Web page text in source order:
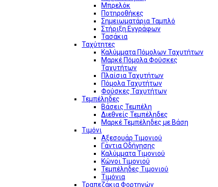
Μπρελόκ
Ποτηροθήκες
Σημειωματάρια Ταμπλό
Στήριξη Εγγράφων
Τασάκια
Ταχύτητες
Καλύμματα Πόμολων Ταχυτήτων
Μαρκέ Πόμολα Φούσκες
Ταχυτήτων
Πλαίσια Ταχυτήτων
Πόμολα Ταχυτήτων
Φούσκες Ταχυτήτων
Τεμπέληδες
Βάσεις Τεμπέλη
Διεθνείς Τεμπέληδες
Μαρκέ Τεμπέληδες με Βάση
Τιμόνι
Αξεσουάρ Τιμονιού
Γάντια Οδήγησης
Καλύμματα Τιμονιού
Κώνοι Τιμονιού
Τεμπέληδες Τιμονιού
Τιμόνια
Τραπεζάκια Φορτηγών